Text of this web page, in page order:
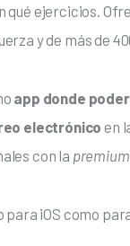
qué ejercicios.
y de más de
app donde
electrónico en
con la premium
iOS como